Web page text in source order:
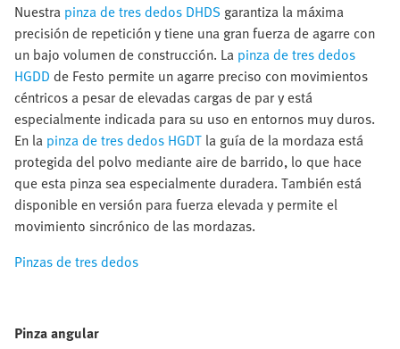
Nuestra pinza de tres dedos DHDS garantiza la máxima
precisión de repetición y tiene una gran fuerza de agarre con
un bajo volumen de construcción. La pinza de tres dedos
HGDD de Festo permite un agarre preciso con movimientos
céntricos a pesar de elevadas cargas de par y está
especialmente indicada para su uso en entornos muy duros.
En la pinza de tres dedos HGDT la guía de la mordaza está
protegida del polvo mediante aire de barrido, lo que hace
que esta pinza sea especialmente duradera. También está
disponible en versión para fuerza elevada y permite el
movimiento sincrónico de las mordazas.
Pinzas de tres dedos
Pinza angular